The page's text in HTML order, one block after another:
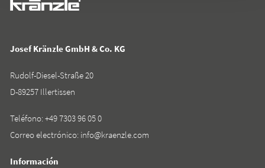
Josef Kränzle GmbH & Co. KG
Rudolf-Diesel-Straße 20
D-89257 Illertissen
Teléfono:+49 7303 96 05 0
Correo electrónico: info@kraenzle.com
Información